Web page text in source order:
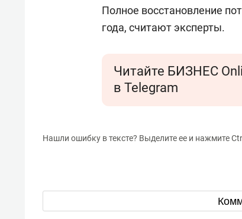
Полное восстановление
года, считают эксперты.
Читайте БИЗНЕС
в Telegram
Нашли ошибку в тексте? Выделите ее и нажмите